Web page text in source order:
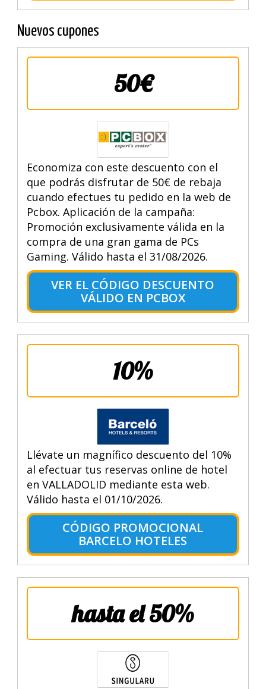
Nuevos cupones
50€
Economiza con este descuento con el
que podrás disfrutar de 50€ de rebaja
cuando efectues tu pedido en la web de
Pcbox. Aplicación de la campaña:
Promoción exclusivamente válida en la
compra de una gran gama de PCs
Gaming. Válido hasta el 31/08/2026.
VER EL CÓDIGO DESCUENTO
VÁLIDO EN PCBOX
10%
Llévate un magnífico descuento del 10%
al efectuar tus reservas online de hotel
en VALLADOLID mediante esta web.
Válido hasta el 01/10/2026.
CÓDIGO PROMOCIONAL
BARCELO HOTELES
hasta el 50%